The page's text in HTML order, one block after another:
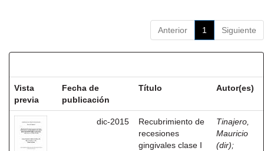
Anterior 1 Siguiente
Vista
previa
Fecha de
publicación
Título Autor(es)
dic-2015
Recubrimiento de
recesiones
gingivales clase I
Tinajero,
Mauricio
(dir);